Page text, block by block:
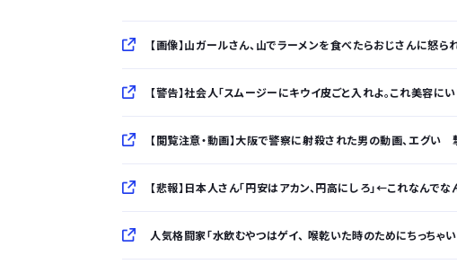
【画像】山ガールさん、山でラーメンを食べたらおじさんに怒ら
【警告】社会人「スムージーにキウイ皮ごと入れよ。これ美容
【閲覧注意・動画】大阪で警察に射殺された男の動画、エグ
【悲報】日本人さん「円安はアカン、円高にしろ」←これなんでなんや・
人気格闘家「水飲むやつはゲイ、 喉乾いた時のためにちっちゃい